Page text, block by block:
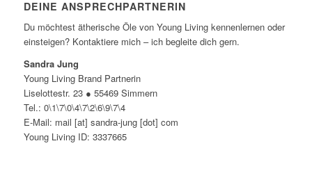
DEINE ANSPRECHPARTNERIN
Du möchtest ätherische Öle von Young Living kennenlernen oder
einsteigen? Kontaktiere mich – ich begleite dich gern.
Sandra Jung
Young Living Brand Partnerin
Liselottestr. 23 ● 55469 Simmern
Tel.: 0\1\7\0\4\7\2\6\9\7\4
E-Mail: mail [at] sandra-jung [dot] com
Young Living ID: 3337665